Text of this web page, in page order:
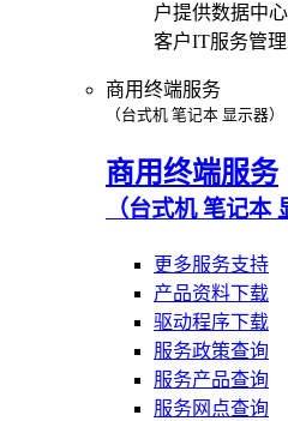
户提供数据中
客户IT服务管理
商用终端服务
（台式机 笔记本 显示器）
商用终端服务
（台式机 笔记本
更多服务支持
产品资料下载
驱动程序下载
服务政策查询
服务产品查询
服务网点查询